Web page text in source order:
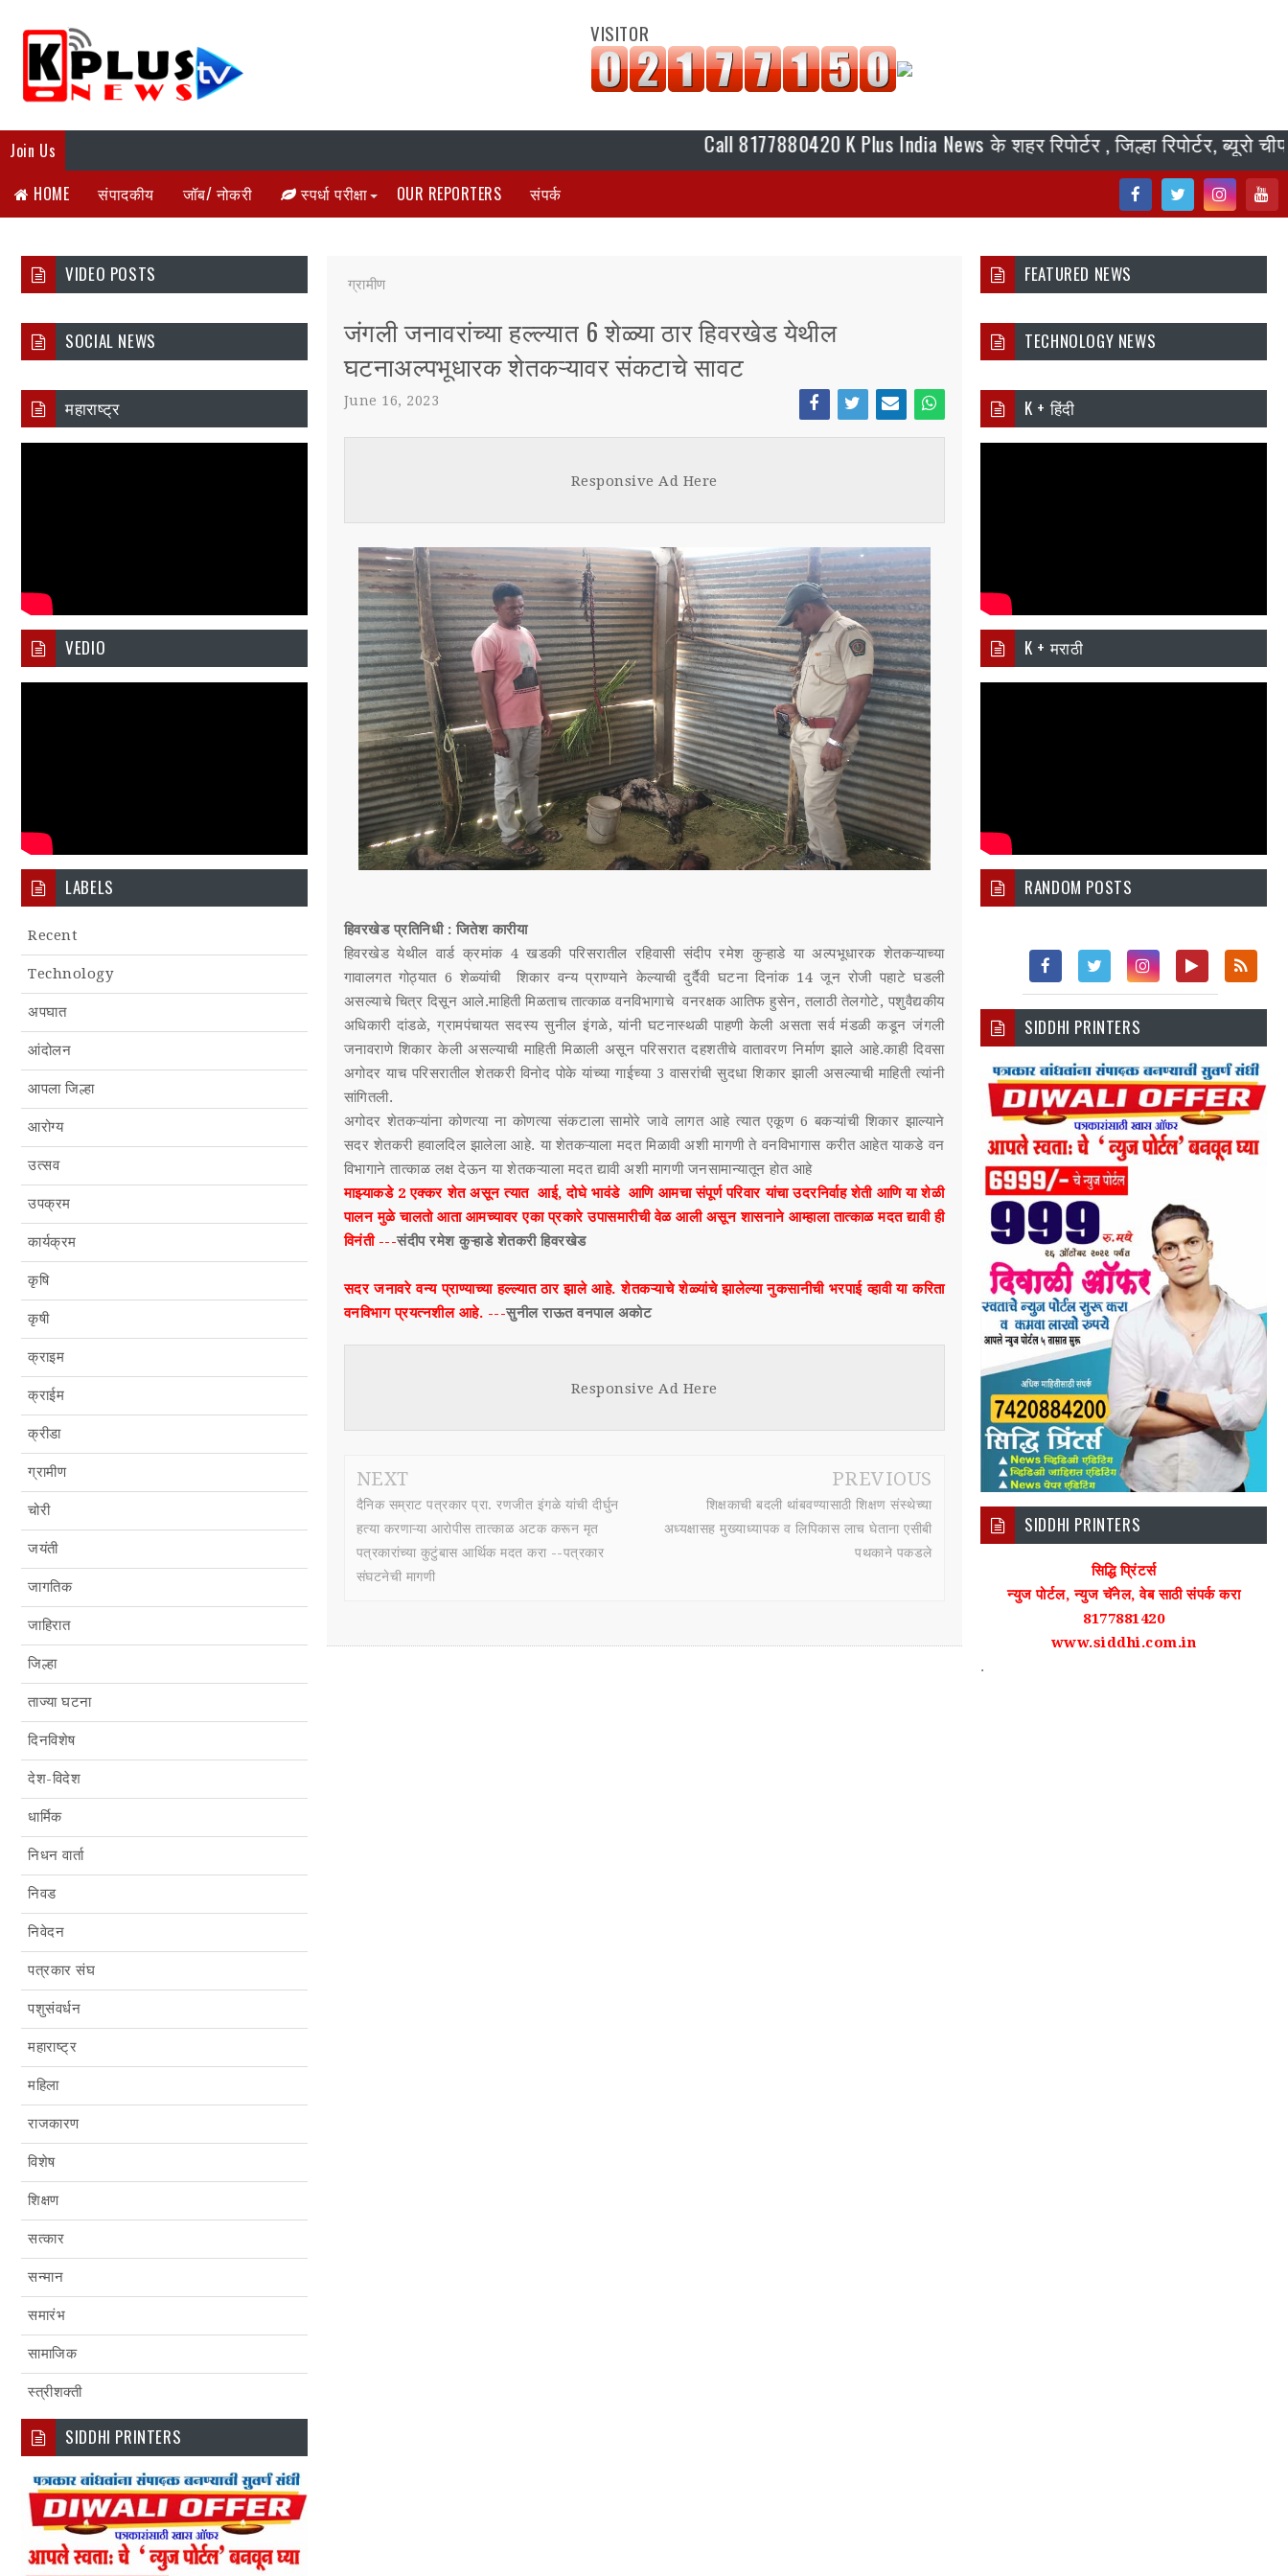
VISITOR
Join Us Call 8177880420 K Plus India News के शहर रिपोर्टर , जिल्हा रिपोर्टर, ब्यूरो
ebo
ok
tter
agr
am
tub
e
HOME संपादकीय जॉब/ नोकरी स्पर्धा परीक्षा OUR REPORTERS संपर्क
VIDEO POSTS
SOCIAL NEWS
महाराष्ट्र
VEDIO
LABELS
Recent
Technology
अपघात
आंदोलन
आपला जिल्हा
आरोग्य
उत्सव
उपक्रम
कार्यक्रम
कृषि
कृषी
क्राइम
क्राईम
क्रीडा
ग्रामीण
चोरी
जयंती
जागतिक
जाहिरात
जिल्हा
ताज्या घटना
दिनविशेष
देश-विदेश
धार्मिक
निधन वार्ता
निवड
निवेदन
पत्रकार संघ
पशुसंवर्धन
महाराष्ट्र
महिला
राजकारण
विशेष
शिक्षण
सत्कार
सन्मान
समारंभ
सामाजिक
स्त्रीशक्ती
SIDDHI PRINTERS
ग्रामीण
जंगली जनावरांच्या हल्ल्यात 6 शेळ्या ठार हिवरखेड येथील
घटनाअल्पभूधारक शेतकऱ्यावर संकटाचे सावट
June 16, 2023
Face
Twi
Ema
Wh
Responsive Ad Here
हिवरखेड प्रतिनिधी : जितेश कारीया
हिवरखेड येथील वार्ड क्रमांक 4 खडकी परिसरातील रहिवासी संदीप रमेश कुऱ्हाडे या अल्पभूधारक शेतकऱ्याच्या
गावालगत गोठ्यात 6 शेळ्यांची शिकार वन्य प्राण्याने केल्याची दुर्दैवी घटना दिनांक 14 जून रोजी पहाटे घडली
असल्याचे चित्र दिसून आले.माहिती मिळताच तात्काळ वनविभागाचे वनरक्षक आतिफ हुसेन, तलाठी तेलगोटे, पशुवैद्यकीय
अधिकारी दांडळे, ग्रामपंचायत सदस्य सुनील इंगळे, यांनी घटनास्थळी पाहणी केली असता सर्व मंडळी कडून जंगली
जनावराणे शिकार केली असल्याची माहिती मिळाली असून परिसरात दहशतीचे वातावरण निर्माण झाले आहे.काही दिवसा
अगोदर याच परिसरातील शेतकरी विनोद पोके यांच्या गाईच्या 3 वासरांची सुदधा शिकार झाली असल्याची माहिती त्यांनी
सांगितली.
अगोदर शेतकऱ्यांना कोणत्या ना कोणत्या संकटाला सामोरे जावे लागत आहे त्यात एकूण 6 बकऱ्यांची शिकार झाल्याने
सदर शेतकरी हवालदिल झालेला आहे. या शेतकऱ्याला मदत मिळावी अशी मागणी ते वनविभागास करीत आहेत याकडे वन
विभागाने तात्काळ लक्ष देऊन या शेतकऱ्याला मदत द्यावी अशी मागणी जनसामान्यातून होत आहे
माझ्याकडे 2 एक्कर शेत असून त्यात आई, दोघे भावंडे आणि आमचा संपूर्ण परिवार यांचा उदरनिर्वाह शेती आणि या शेळी
पालन मुळे चालतो आता आमच्यावर एका प्रकारे उपासमारीची वेळ आली असून शासनाने आम्हाला तात्काळ मदत द्यावी ही
विनंती ---संदीप रमेश कुऱ्हाडे शेतकरी हिवरखेड
सदर जनावरे वन्य प्राण्याच्या हल्ल्यात ठार झाले आहे. शेतकऱ्याचे शेळ्यांचे झालेल्या नुकसानीची भरपाई व्हावी या करिता
वनविभाग प्रयत्नशील आहे. ---सुनील राऊत वनपाल अकोट
Responsive Ad Here
NEXT
दैनिक सम्राट पत्रकार प्रा. रणजीत इंगळे यांची दीर्घुन
हत्या करणाऱ्या आरोपीस तात्काळ अटक करून मृत
पत्रकारांच्या कुटुंबास आर्थिक मदत करा --पत्रकार
संघटनेची मागणी
PREVIOUS
शिक्षकाची बदली थांबवण्यासाठी शिक्षण संस्थेच्या
अध्यक्षासह मुख्याध्यापक व लिपिकास लाच घेताना एसीबी
पथकाने पकडले
FEATURED NEWS
TECHNOLOGY NEWS
K + हिंदी
K + मराठी
RANDOM POSTS
Fac
Ebo
Ok
Twi
Tter
Inst
Agr
Am
You
E
SIDDHI PRINTERS
SIDDHI PRINTERS
सिद्धि प्रिंटर्स
न्युज पोर्टल, न्युज चॅनेल, वेब साठी संपर्क करा
8177881420
www.siddhi.com.in
.